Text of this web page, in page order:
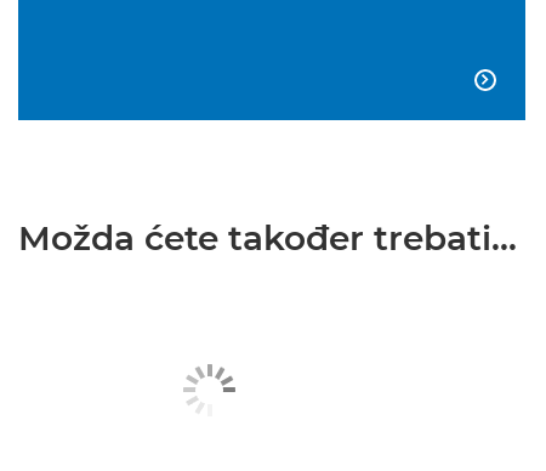

Možda ćete također trebati...